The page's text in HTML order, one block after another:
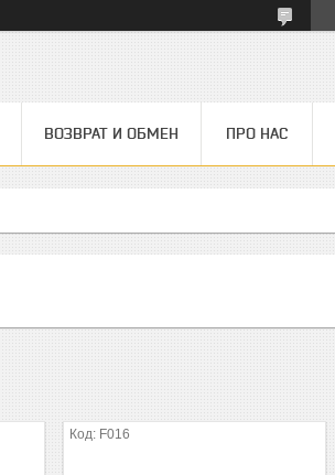
ВОЗВРАТ И ОБМЕН ПРО НАС
F016